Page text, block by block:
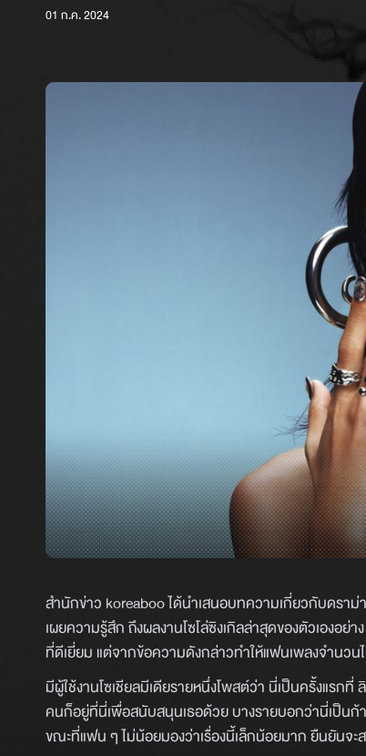
01 ก.ค. 2024
สำนักข่าว koreaboo ได้นำเสนอบทความเกี่ยวกับดรา
เผยความรู้สึก ถึงผลงานโซโล่ซิงเกิลล่าสุดของตัวเองอ
ที่ดีเยี่ยม แต่จากข้อความดังกล่าวทำให้แฟนเพลงจำนวน
มีผู้ใช้งานโซเชียลมีเดียรายหนึ่งโพสต์ว่า นี่เป็นครั้งแรก
คนก็อยู่ที่นี่เพื่อสนับสนุนเธอด้วย บางรายบอกว่านี่เป็นก้
ขณะที่แฟน ๆ ไม่น้อยมองว่าเรื่องนี้เล็กน้อยมาก ยืนยันจะส